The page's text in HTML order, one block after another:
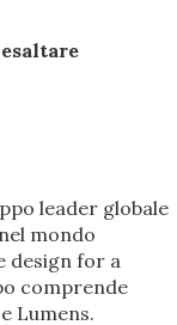
esaltare
leader globale
mondo
design for a
comprende
Lumens.